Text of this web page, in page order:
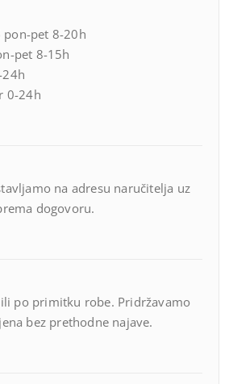
pet 8-20h
pet 8-15h
0-24h
na adresu naručitelja uz
dogovoru.
ili po primitku robe. Pridržavamo
bez prethodne najave.